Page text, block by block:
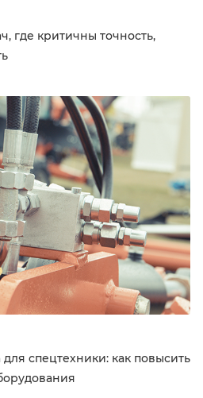
где критичны точность,
спецтехники: как повысить